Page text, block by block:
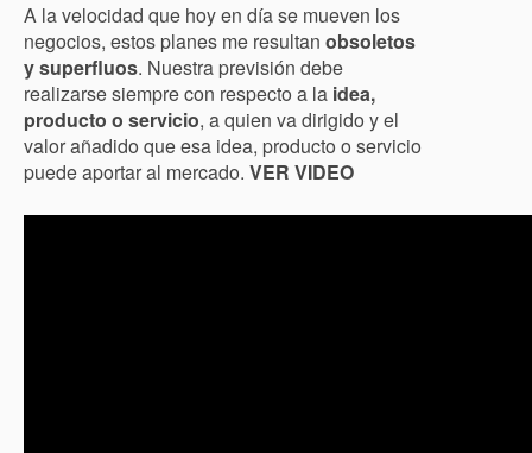
A la velocidad que hoy en día se mueven los
negocios, estos planes me resultan obsoletos
y superfluos. Nuestra previsión debe
realizarse siempre con respecto a la idea,
producto o servicio, a quien va dirigido y el
valor añadido que esa idea, producto o servicio
puede aportar al mercado. VER VIDEO